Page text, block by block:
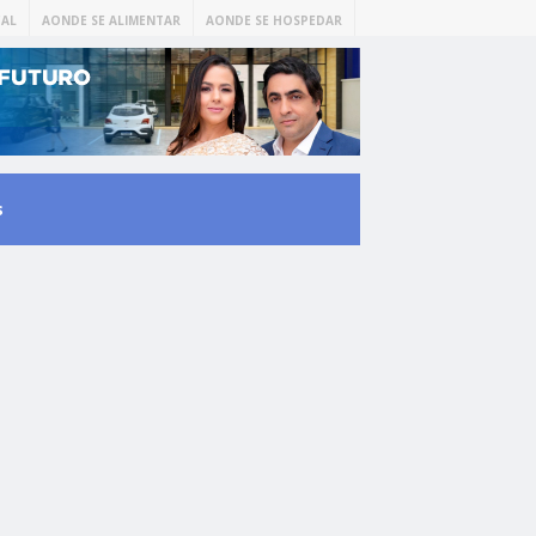
AONDE SE ALIMENTAR AONDE SE HOSPEDAR